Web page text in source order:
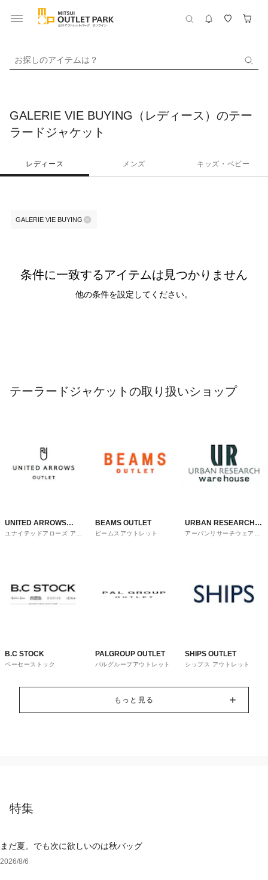
お探しのアイテムは？
GALERIE VIE BUYING（レディース）のテー
ラードジャケット
レディース メンズ キッズ・ベビー
GALERIE VIE BUYING
条件に一致するアイテムは見つかりません
他の条件を設定してください。
テーラードジャケットの取り扱いショップ
UNITED ARROWS
OUTLET
ユナイテッドアローズ アウ
BEAMS OUTLET
ビームスアウトレット
URBAN RESEARCH
ware house
アーバンリサーチウェアハ
B.C STOCK
ベーセーストック
PALGROUP OUTLET
パルグループアウトレット
SHIPS OUTLET
シップス アウトレット
もっと見る
特集
まだ夏。でも次に欲しいのは秋バッグ
2026/8/6